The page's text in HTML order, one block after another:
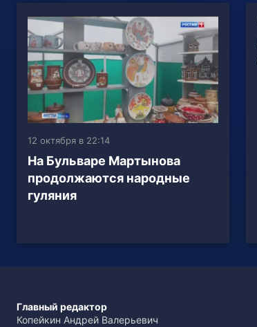
12 октября в 22:14
На Бульваре Мартынова
продолжаются народные
гуляния
Главный редактор
Копейкин Андрей Валерьевич